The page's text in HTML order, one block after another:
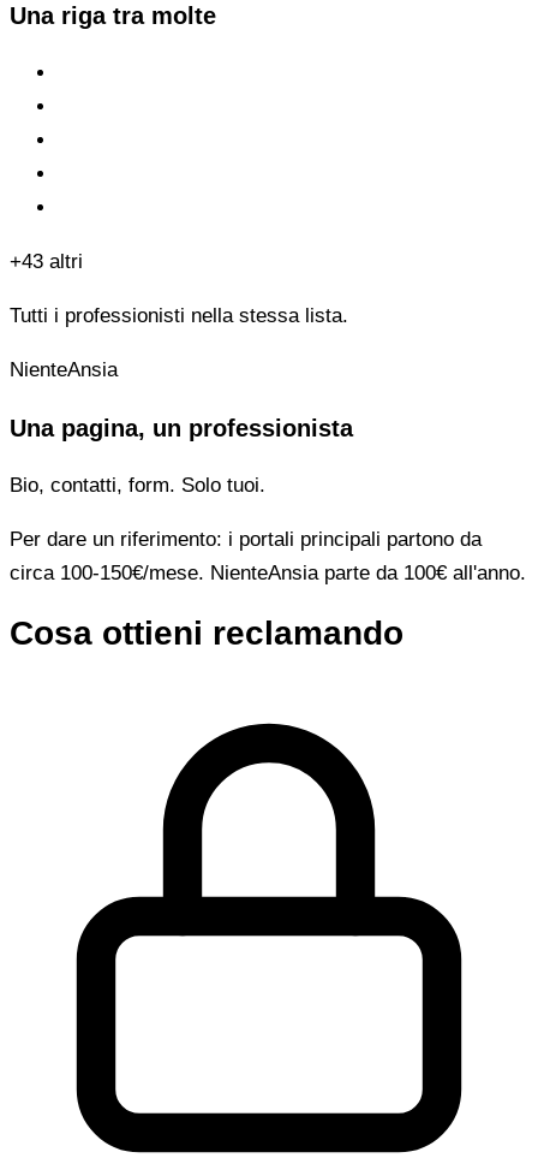
Una riga tra molte
+43 altri
Tutti i professionisti nella stessa lista.
NienteAnsia
Una pagina, un professionista
Bio, contatti, form. Solo tuoi.
Per dare un riferimento: i portali principali partono da
circa 100-150€/mese. NienteAnsia parte da 100€ all'anno.
Cosa ottieni reclamando